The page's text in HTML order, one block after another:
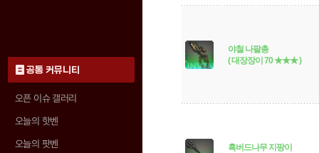
공통 커뮤니티
오픈 이슈 갤러리
오늘의 핫벤
오늘의 팟벤
야철 나팔총
( 대장장이 70 ★★★ )
흑버드나무 지팡이